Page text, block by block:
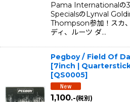
Pama Internationalの
SpecialsのLynval
Thompson参加！スカ
ディ、ルーツ ダ…
Pegboy / Field Of
[7inch | Quarterstick]
[QS0005]
1,100.-(税別)